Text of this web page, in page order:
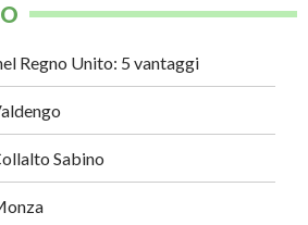
Regno Unito: 5 vantaggi
Sabino